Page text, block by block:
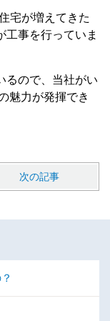
宅が増えてきた
工事を行っていま
るので、当社がい
魅力が発揮でき
次の記事